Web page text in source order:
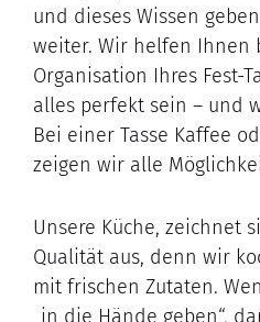
und dieses Wissen
weiter. Wir helfen Ihnen
Organisation Ihres Fest-
alles perfekt sein – und
Bei einer Tasse Kaffee
zeigen wir alle
Unsere Küche, zeichnet
Qualität aus, denn wir
mit frischen Zutaten.
„in die Hände geben“,